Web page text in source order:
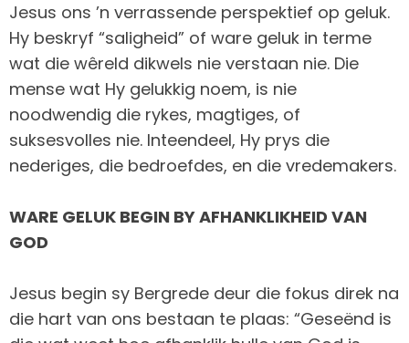
Jesus ons ’n verrassende perspektief op geluk.
Hy beskryf “saligheid” of ware geluk in terme
wat die wêreld dikwels nie verstaan nie. Die
mense wat Hy gelukkig noem, is nie
noodwendig die rykes, magtiges, of
suksesvolles nie. Inteendeel, Hy prys die
nederiges, die bedroefdes, en die vredemakers.
WARE GELUK BEGIN BY AFHANKLIKHEID VAN
GOD
Jesus begin sy Bergrede deur die fokus direk na
die hart van ons bestaan te plaas: “Geseënd is